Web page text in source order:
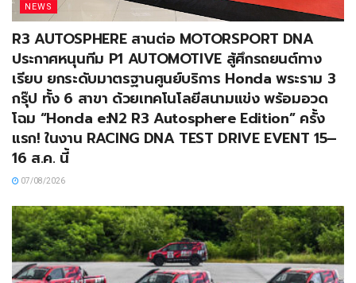
NEWS
R3 AUTOSPHERE สานต่อ MOTORSPORT DNA
ประกาศหนุนทีม P1 AUTOMOTIVE สู้ศึกรถยนต์ทาง
เรียบ ยกระดับมาตรฐานศูนย์บริการ Honda พระราม 3
กรุ๊ป ทั้ง 6 สาขา ด้วยเทคโนโลยีสนามแข่ง พร้อมอวด
โฉม “Honda e:N2 R3 Autosphere Edition” ครั้ง
แรก! ในงาน RACING DNA TEST DRIVE EVENT 15–
16 ส.ค. นี้
07/08/2026